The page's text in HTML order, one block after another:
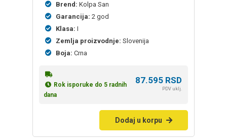
Brend: Kolpa San
Garancija: 2 god
Klasa: I
Zemlja proizvodnje: Slovenija
Boja: Crna
Rok isporuke do 5 radnih
dana
87.595 RSD
PDV uklj.
Dodaj u korpu